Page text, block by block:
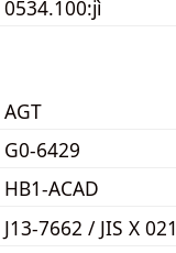
0534.100:jì
AGT
G0-6429
HB1-ACAD
J13-7662 / JIS X